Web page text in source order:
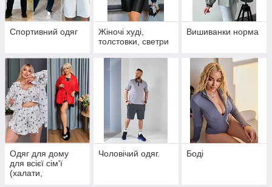
Спортивний одяг
Жіночі худі,
толстовки, светри
Вишиванки норма
Одяг для дому
для всієї сім'ї
(халати,
Чоловічий одяг. Боді